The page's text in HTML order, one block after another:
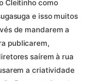
Cleitinho como
e isso muitos
de mandarem a
publicarem,
saírem à rua
a criatividade